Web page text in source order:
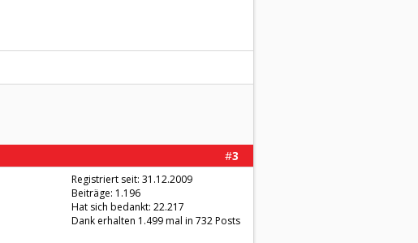
#3
Registriert seit: 31.12.2009
Beiträge: 1.196
Hat sich bedankt: 22.217
Dank erhalten 1.499 mal in 732 Posts